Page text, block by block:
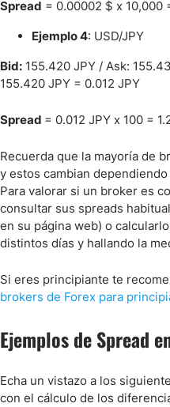
Spread = 0.00002 $ x 10,000
Ejemplo 4: USD/JPY
Bid: 155.420 JPY / Ask:
155.420 JPY = 0.012 JPY
Spread = 0.012 JPY x 100 =
Recuerda que la mayoría de
y estos cambian
Para valorar si un broker es
consultar sus spreads
en su página web) o
distintos días y hallando la
Si eres principiante te
brokers de Forex para
Ejemplos de Spread
Echa un vistazo a los
con el cálculo de los